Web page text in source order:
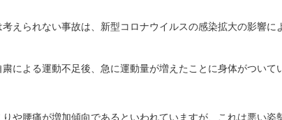
えられない事故は、新型コロナウイルスの感染拡大の影響に
による運動不足後、急に運動量が増えたことに身体がついて
や腰痛が増加傾向であるといわれていますが、これは悪い